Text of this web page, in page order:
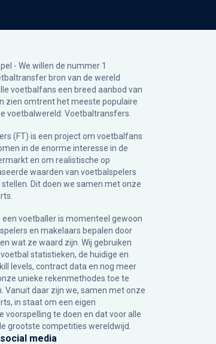
- We willen de nummer 1
bron van de wereld
voetbalfans een breed aanbod van
zien omtrent het meeste populaire
voetbalwereld: Voetbaltransfers.
(FT) is een project om voetbalfans
in de enorme interesse in de
en om realistische op
waarden van voetbalspelers
Dit doen we samen met onze
een voetballer is momenteel gewoon
en makelaars bepalen door
wat ze waard zijn. Wij gebruiken
statistieken, de huidige en
levels, contract data en nog meer
unieke rekenmethodes toe te
Vanuit daar zijn we, samen met onze
in staat om een eigen
voorspelling te doen en dat voor alle
grootste competities wereldwijd.
media